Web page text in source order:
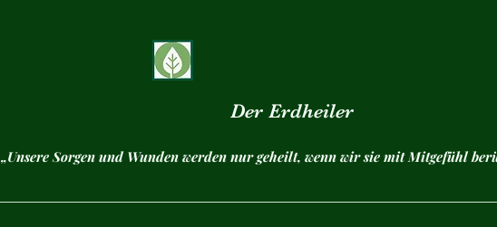
Der Erdheiler
„Unsere Sorgen und Wunden werden nur geheilt, wenn wir sie mit Mitgefühl